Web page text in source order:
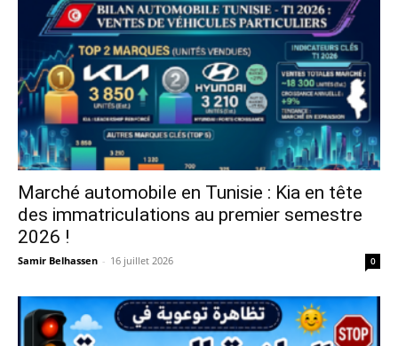
Marché automobile en Tunisie : Kia en tête
des immatriculations au premier semestre
2026 !
Samir Belhassen - 16 juillet 2026 0